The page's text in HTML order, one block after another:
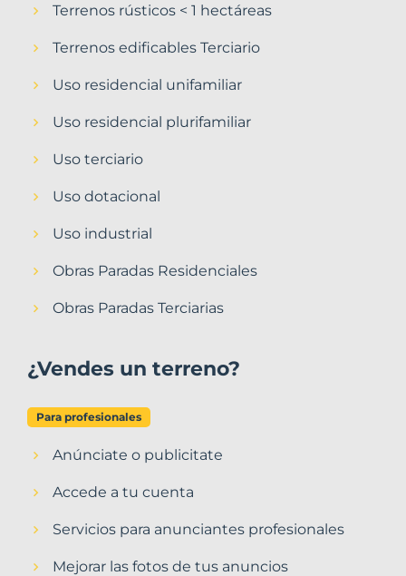
Terrenos rústicos < 1 hectáreas
Terrenos edificables Terciario
Uso residencial unifamiliar
Uso residencial plurifamiliar
Uso terciario
Uso dotacional
Uso industrial
Obras Paradas Residenciales
Obras Paradas Terciarias
¿Vendes un terreno?
Para profesionales
Anúnciate o publicitate
Accede a tu cuenta
Servicios para anunciantes profesionales
Mejorar las fotos de tus anuncios